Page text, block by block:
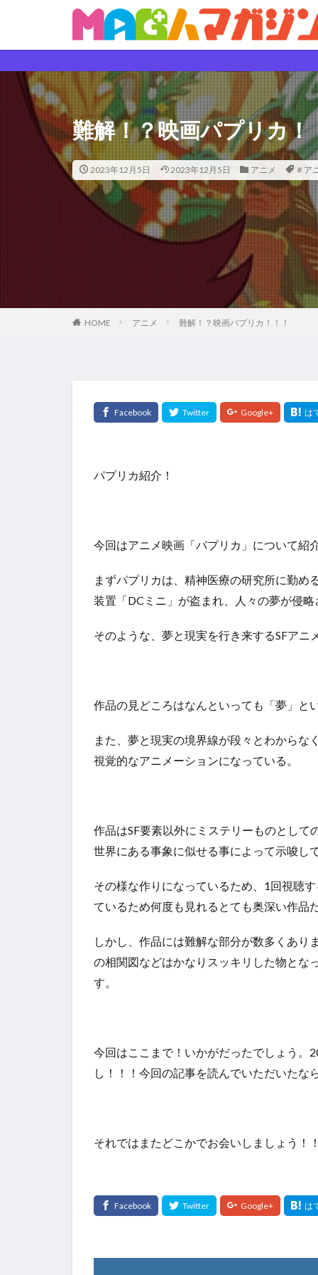
難解！？映画パプリカ！
2023年12月5日 2023年12月5日 アニメ ＃ア
HOME アニメ 難解！？映画パプリカ！！！
パプリカ紹介！
今回はアニメ映画「パプリカ」について紹
まずパプリカは、​​ 精神医療の研究所に勤め
装置「DCミニ」が盗まれ、人々の夢が侵
そのような、夢と現実を行き来するSFアニ
作品の見どころはなんといっても「夢」と
また、夢と現実の境界線が段々とわから
視覚的なアニメーションになっている。
作品はSF要素以外にミステリーものとして
世界にある事象に似せる事によって示唆し
その様な作りになっているため、1回視聴
ているため何度も見れるとても奥深い作品
しかし、作品には難解な部分が数多くあ
の相関図などはかなりスッキリした物とな
す。
今回はここまで！いかがだったでしょう。
し！！！今回の記事を読んでいただいたな
それではまたどこかでお会いしましょう！